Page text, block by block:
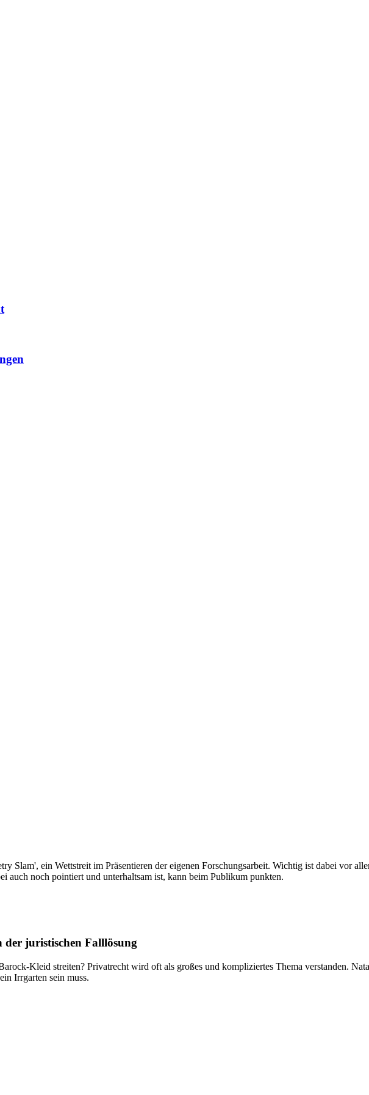
Slam', ein Wettstreit im Präsentieren der eigenen Forschungsarbeit. Wichtig ist dabei vor
auch noch pointiert und unterhaltsam ist, kann beim Publikum punkten.
der juristischen Falllösung
Kleid streiten? Privatrecht wird oft als großes und kompliziertes Thema verstanden.
Irrgarten sein muss.